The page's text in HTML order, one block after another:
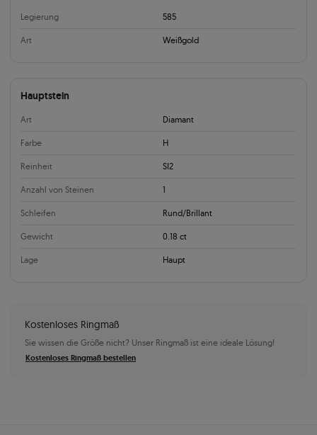
Legierung 585
Art Weißgold
Hauptstein
Art Diamant
Farbe H
Reinheit SI2
Anzahl von Steinen 1
Schleifen Rund/Brillant
Gewicht 0.18 ct
Lage Haupt
Kostenloses Ringmaß
Sie wissen die Größe nicht? Unser Ringmaß ist eine ideale Lösung!
Kostenloses Ringmaß bestellen